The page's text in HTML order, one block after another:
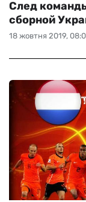
18 жовтня 2019,
След
сборной